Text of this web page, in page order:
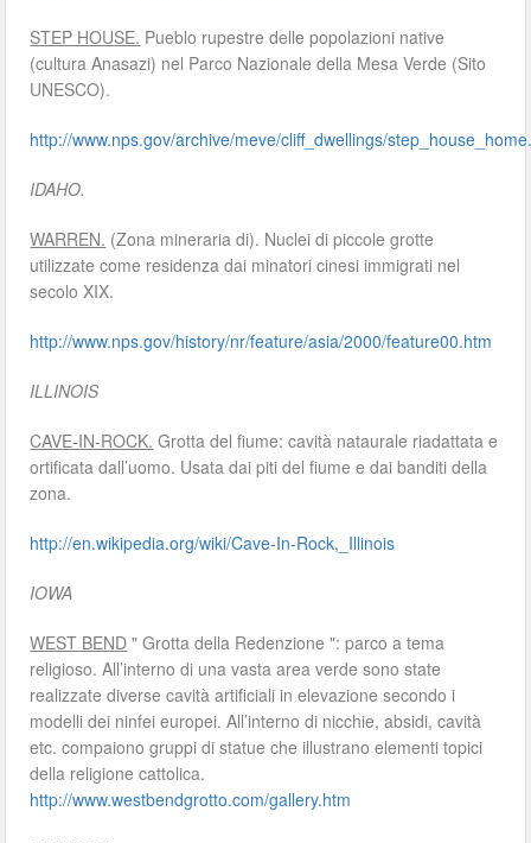
STEP HOUSE. Pueblo rupestre delle popolazioni native
(cultura Anasazi) nel Parco Nazionale della Mesa Verde (Sito
UNESCO).
http://www.nps.gov/archive/meve/cliff_dwellings/
IDAHO.
WARREN. (Zona mineraria di). Nuclei di piccole grotte
utilizzate come residenza dai minatori cinesi immigrati nel
secolo XIX.
http://www.nps.gov/history/nr/feature/asia/2000/feature00.htm
ILLINOIS
CAVE-IN-ROCK. Grotta del fiume: cavità nataurale riadattata e
ortificata dall’uomo. Usata dai piti del fiume e dai banditi della
zona.
http://en.wikipedia.org/wiki/Cave-In-Rock,_Illinois
IOWA
WEST BEND " Grotta della Redenzione ": parco a tema
religioso. All’interno di una vasta area verde sono state
realizzate diverse cavità artificiali in elevazione secondo i
modelli dei ninfei europei. All’interno di nicchie, absidi, cavità
etc. compaiono gruppi di statue che illustrano elementi topici
della religione cattolica.
http://www.westbendgrotto.com/gallery.htm